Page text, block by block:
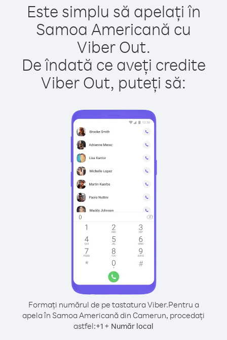
Este simplu să apelați în
Samoa Americană cu
Viber Out.
De îndată ce aveți credite
Viber Out, puteți să:
Formați numărul de pe tastatura Viber.Pentru a
apela în Samoa Americană din Camerun, procedați
astfel:+1 + Număr local